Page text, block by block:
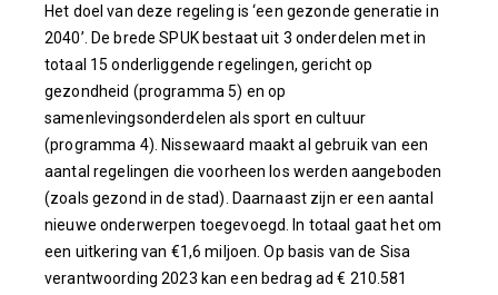
Het doel van deze regeling is ‘een gezonde generatie in
2040’. De brede SPUK bestaat uit 3 onderdelen met in
totaal 15 onderliggende regelingen, gericht op
gezondheid (programma 5) en op
samenlevingsonderdelen als sport en cultuur
(programma 4). Nissewaard maakt al gebruik van een
aantal regelingen die voorheen los werden aangeboden
(zoals gezond in de stad). Daarnaast zijn er een aantal
nieuwe onderwerpen toegevoegd. In totaal gaat het om
een uitkering van €1,6 miljoen. Op basis van de Sisa
verantwoording 2023 kan een bedrag ad € 210.581